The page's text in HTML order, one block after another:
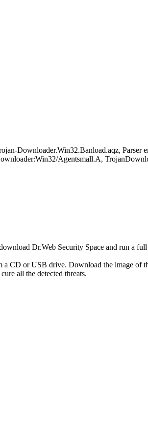
Downloader.Win32.Banload.aqz, Parser
Agentsmall.A,
Dr.Web Security Space and run a
CD or USB drive. Download the image of
all the detected threats.